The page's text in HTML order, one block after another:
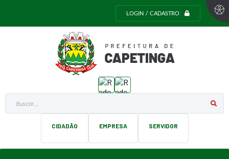
LOGIN / CADASTRO
Buscar...
CIDADÃO EMPRESA SERVIDOR